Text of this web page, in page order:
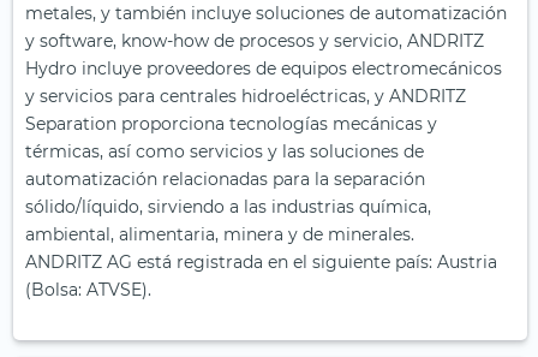
metales, y también incluye soluciones de automatización
y software, know-how de procesos y servicio, ANDRITZ
Hydro incluye proveedores de equipos electromecánicos
y servicios para centrales hidroeléctricas, y ANDRITZ
Separation proporciona tecnologías mecánicas y
térmicas, así como servicios y las soluciones de
automatización relacionadas para la separación
sólido/líquido, sirviendo a las industrias química,
ambiental, alimentaria, minera y de minerales.
ANDRITZ AG está registrada en el siguiente país: Austria
(Bolsa: ATVSE).